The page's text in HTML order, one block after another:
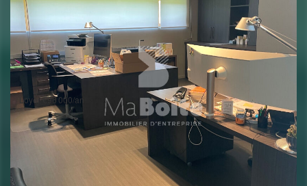
BAIL COMMERCIAL
LOCATION : 96000 EU (HT)/AN + CHARGES + TF
PAYABLE TRIMESTRIELLEMENT A CHAQUE DEBUT DE TRIMESTRE
DEPÖT DE GARANTIE = 1 TERME DE LOYER
DISPONIBLE DEBUT 2025
HONORAIRES CHARGE PRENEUR
Loyer €96 000/an Honoraires charge locataire: €19 200 TTC|
garantie: €18 000|42500 LE CHAMBON FEUGEROLLES
Nos honoraires
Partager :